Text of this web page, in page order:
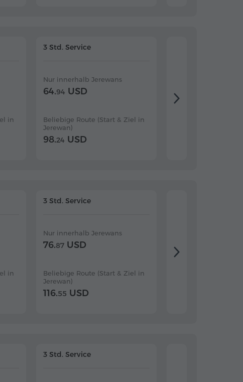
in
3 Std. Service
Nur innerhalb Jerewans
64.94 USD
Beliebige Route (Start & Ziel in
Jerewan)
98.24 USD
76.
in
3 Std. Service
Nur innerhalb Jerewans
76.87 USD
Beliebige Route (Start & Ziel in
Jerewan)
116.55 USD
89.
3 Std. Service